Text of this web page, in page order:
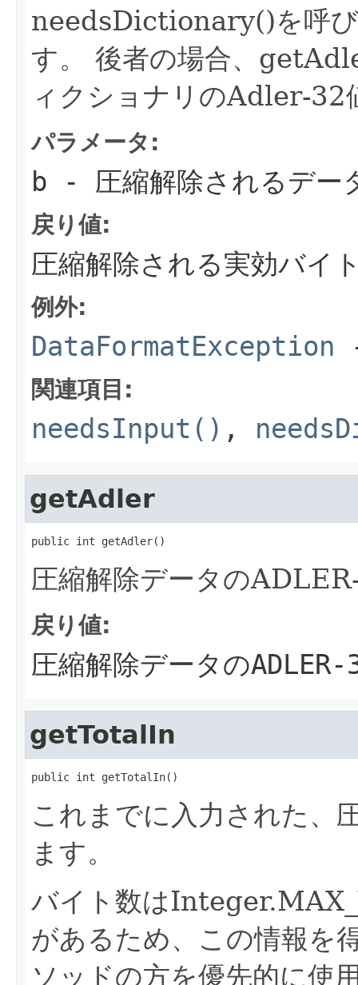
needsDictionary()を呼び
す。
後者の場合、
ィクショナリのAdler-32
パラメータ:
b - 圧縮解除されるデー
戻り値:
圧縮解除される実効バイ
例外:
DataFormatException
関連項目:
needsInput() ,
getAdler
public int getAdler()
圧縮解除データの
戻り値:
圧縮解除データのADLER-
getTotalIn
public int getTotalIn()
これまでに入力された、
ます。
バイト数は
があるため、この情報を
ソッドの方を優先的に使